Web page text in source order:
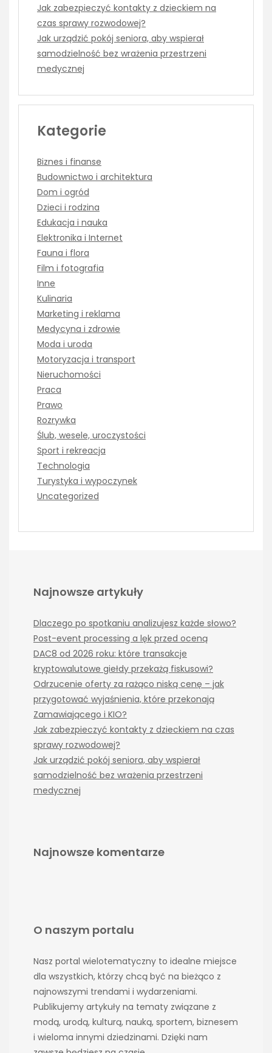
Jak zabezpieczyć kontakty z dzieckiem na
czas sprawy rozwodowej?
Jak urządzić pokój seniora, aby wspierał
samodzielność bez wrażenia przestrzeni
medycznej
Kategorie
Biznes i finanse
Budownictwo i architektura
Dom i ogród
Dzieci i rodzina
Edukacja i nauka
Elektronika i Internet
Fauna i flora
Film i fotografia
Inne
Kulinaria
Marketing i reklama
Medycyna i zdrowie
Moda i uroda
Motoryzacja i transport
Nieruchomości
Praca
Prawo
Rozrywka
Ślub, wesele, uroczystości
Sport i rekreacja
Technologia
Turystyka i wypoczynek
Uncategorized
Najnowsze artykuły
Dlaczego po spotkaniu analizujesz każde słowo?
Post-event processing a lęk przed oceną
DAC8 od 2026 roku: które transakcje
kryptowalutowe giełdy przekażą fiskusowi?
Odrzucenie oferty za rażąco niską cenę – jak
przygotować wyjaśnienia, które przekonają
Zamawiającego i KIO?
Jak zabezpieczyć kontakty z dzieckiem na czas
sprawy rozwodowej?
Jak urządzić pokój seniora, aby wspierał
samodzielność bez wrażenia przestrzeni
medycznej
Najnowsze komentarze
O naszym portalu
Nasz portal wielotematyczny to idealne miejsce
dla wszystkich, którzy chcą być na bieżąco z
najnowszymi trendami i wydarzeniami.
Publikujemy artykuły na tematy związane z
modą, urodą, kulturą, nauką, sportem, biznesem
i wieloma innymi dziedzinami. Dzięki nam